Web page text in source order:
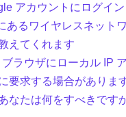
アカウントにログイ
あるワイヤレスネット
えてくれます
ブラウザにローカル IP
要求する場合がありま
なたは何をすべきです